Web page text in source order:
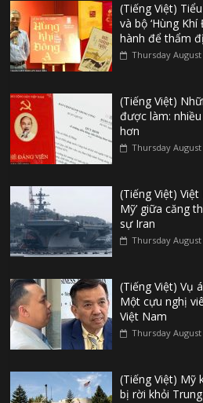
(Tiếng Việt)
và bộ ‘Hùng
hành để thẩm
Thursday August
(Tiếng Việt)
được làm:
hơn
Thursday August
(Tiếng Việt)
Mỹ’ giữa căng
sự Iran
Thursday August
(Tiếng Việt) Vụ
Một cựu nghị
Việt Nam
Thursday August
(Tiếng Việt) Mỹ
bị rời khỏi